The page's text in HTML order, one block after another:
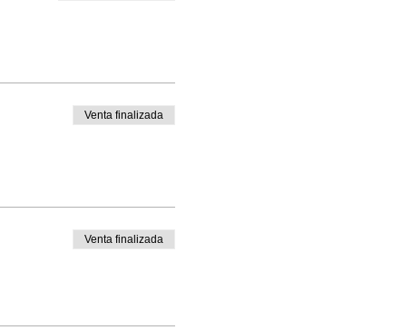
Venta finalizada
Venta finalizada